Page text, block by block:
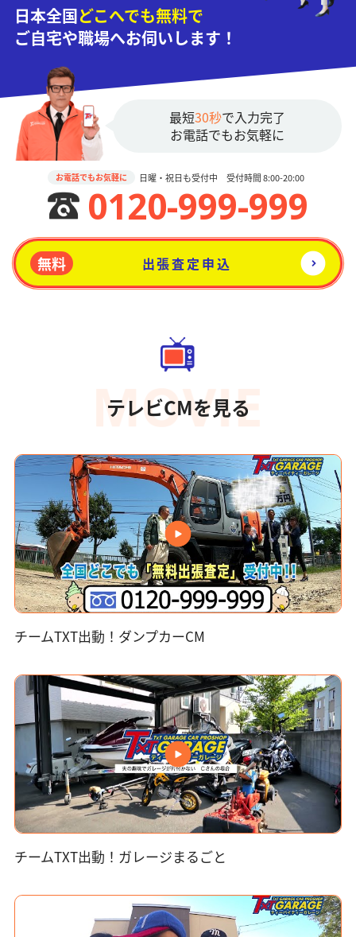
日本全国どこへでも無料で
ご自宅や職場へお伺いします！
最短30秒で入力完了
お電話でもお気軽に
お電話でもお気軽に 日曜・祝日も受付中 受付時間 8:00-20:00
0120-999-999
無料 出張査定申込
テレビCMを見る
チームTXT出動！ダンプカーCM
チームTXT出動！ガレージまるごと